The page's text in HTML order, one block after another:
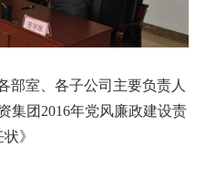
部室、各子公司主要负责人
集团2016年党风廉政建设责
》